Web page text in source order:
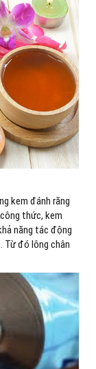
kem đánh răng
thức, kem
năng tác động
Từ đó lông chân